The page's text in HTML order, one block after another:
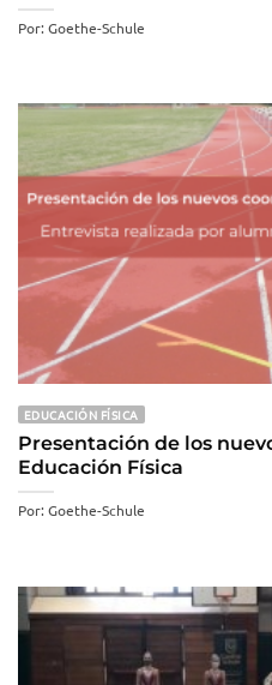
Por: Goethe-Schule
EDUCACIÓN FÍSICA
Presentación de los
Educación Física
Por: Goethe-Schule